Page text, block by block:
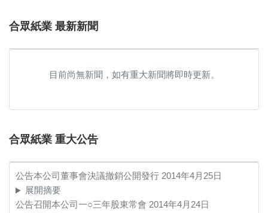
合眾紙業 最新新聞
目前尚無新聞，如有重大新聞將即時更新。
合眾紙業 重大公告
公告本公司董事會決議撤銷公開發行 2014年4月25日
展開摘要
公告召開本公司一○三年股東常會 2014年4月24日